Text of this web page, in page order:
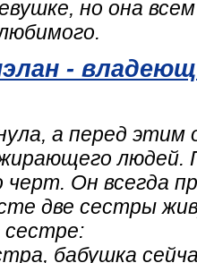
но она
-
а перед этим
людей.
черт. Он всегда
две сестры
бабушка